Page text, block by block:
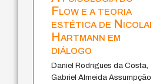
Flow e a teoria
estética de Nicolai
Hartmann em
diálogo
Daniel Rodrigues da Costa,
Gabriel Almeida Assumpção